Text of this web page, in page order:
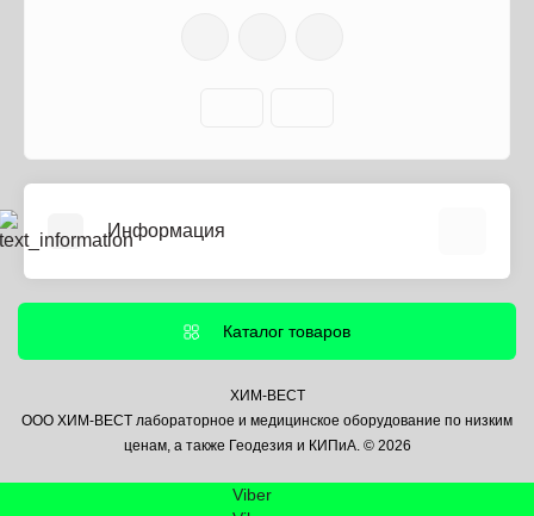
Информация
Информация о доставке
Политика безопасности
Контакты
Каталог товаров
ХИМ-ВЕСТ
ООО ХИМ-ВЕСТ лабораторное и медицинское оборудование по низким
ценам, а также Геодезия и КИПиА. © 2026
Viber